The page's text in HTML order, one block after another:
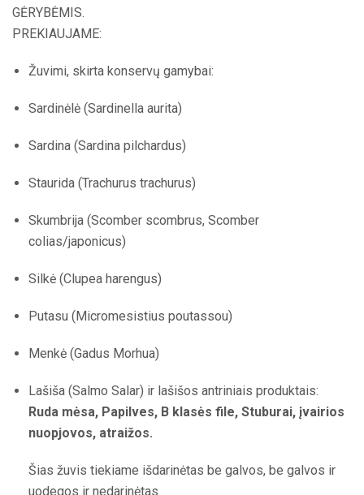
GĖRYBĖMIS.
PREKIAUJAME:
Žuvimi, skirta konservų gamybai:
Sardinėlė (Sardinella aurita)
Sardina (Sardina pilchardus)
Staurida (Trachurus trachurus)
Skumbrija (Scomber scombrus, Scomber
colias/japonicus)
Silkė (Clupea harengus)
Putasu (Micromesistius poutassou)
Menkė (Gadus Morhua)
Lašiša (Salmo Salar) ir lašišos antriniais produktais:
Ruda mėsa, Papilves, B klasės file, Stuburai, įvairios
nuopjovos, atraižos.
Šias žuvis tiekiame išdarinėtas be galvos, be galvos ir
uodegos ir nedarinėtas.